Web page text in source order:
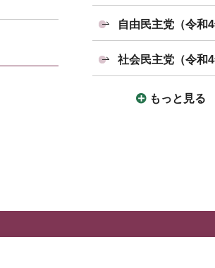
自由民主党（令和4
社会民主党（令和4
もっと見る